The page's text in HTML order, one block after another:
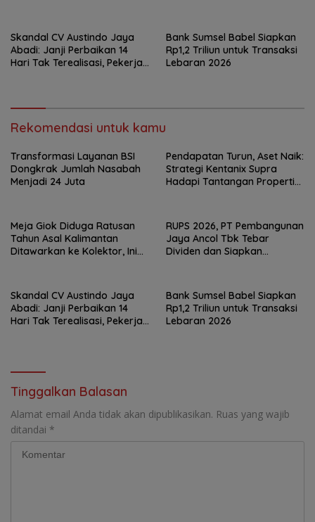
Skandal CV Austindo Jaya
Abadi: Janji Perbaikan 14
Hari Tak Terealisasi, Pekerja
Bank Sumsel Babel Siapkan
Rp1,2 Triliun untuk Transaksi
Lebaran 2026
Rekomendasi untuk kamu
Transformasi Layanan BSI
Dongkrak Jumlah Nasabah
Menjadi 24 Juta
Pendapatan Turun, Aset Naik:
Strategi Kentanix Supra
Hadapi Tantangan Properti
Meja Giok Diduga Ratusan
Tahun Asal Kalimantan
Ditawarkan ke Kolektor, Ini
RUPS 2026, PT Pembangunan
Jaya Ancol Tbk Tebar
Dividen dan Siapkan
Skandal CV Austindo Jaya
Abadi: Janji Perbaikan 14
Hari Tak Terealisasi, Pekerja
Bank Sumsel Babel Siapkan
Rp1,2 Triliun untuk Transaksi
Lebaran 2026
Tinggalkan Balasan
Alamat email Anda tidak akan dipublikasikan. Ruas yang wajib
ditandai *